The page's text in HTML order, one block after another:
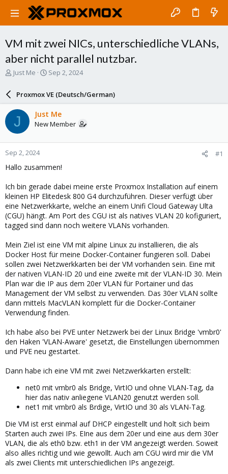
VM mit zwei NICs, unterschiedliche VLANs,
aber nicht parallel nutzbar.
T
a
s
t
a
r
t
e
Just Me
S
a
r
d
a
e
Sep 2, 2024
Proxmox VE (Deutsch/German)
J Just Me
New Member
Sep 2, 2024 #1
Hallo zusammen!
Ich bin gerade dabei meine erste Proxmox Installation auf einem
kleinen HP Elitedesk 800 G4 durchzuführen. Dieser verfügt über
eine Netzwerkkarte, welche an einem Unifi Cloud Gateway Ulta
(CGU) hängt. Am Port des CGU ist als natives VLAN 20 kofiguriert,
tagged sind dann noch weitere VLANs vorhanden.
Mein Ziel ist eine VM mit alpine Linux zu installieren, die als
Docker Host für meine Docker-Container fungieren soll. Dabei
sollen zwei Netzwerkkarten bei der VM vorhanden sein. Eine mit
der nativen VLAN-ID 20 und eine zweite mit der VLAN-ID 30. Mein
Plan war die IP aus dem 20er VLAN für Portainer und das
Management der VM selbst zu verwenden. Das 30er VLAN sollte
dann mittels MacVLAN komplett für die Docker-Container
Verwendung finden.
Ich habe also bei PVE unter Netzwerk bei der Linux Bridge 'vmbr0'
den Haken 'VLAN-Aware' gesetzt, die Einstellungen übernommen
und PVE neu gestartet.
Dann habe ich eine VM mit zwei Netzwerkkarten erstellt:
net0 mit vmbr0 als Bridge, VirtIO und ohne VLAN-Tag, da
hier das nativ anliegene VLAN20 genutzt werden soll.
net1 mit vmbr0 als Brdige, VirtIO und 30 als VLAN-Tag.
Die VM ist erst einmal auf DHCP eingestellt und holt sich beim
Starten auch zwei IPs. EIne aus dem 20er und eine aus dem 30er
VLAN, die als eth0 bzw. eth1 in der VM angezeigt werden. Soweit
also alles richtig und wie gewollt. Auch am CGU wird mir die VM
als zwei Clients mit unterschiedlichen IPs angezeigt.